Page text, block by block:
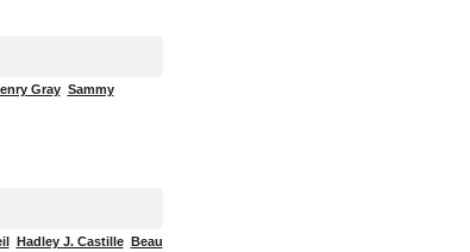
Gray Sammy
Hadley J. Castille Beau